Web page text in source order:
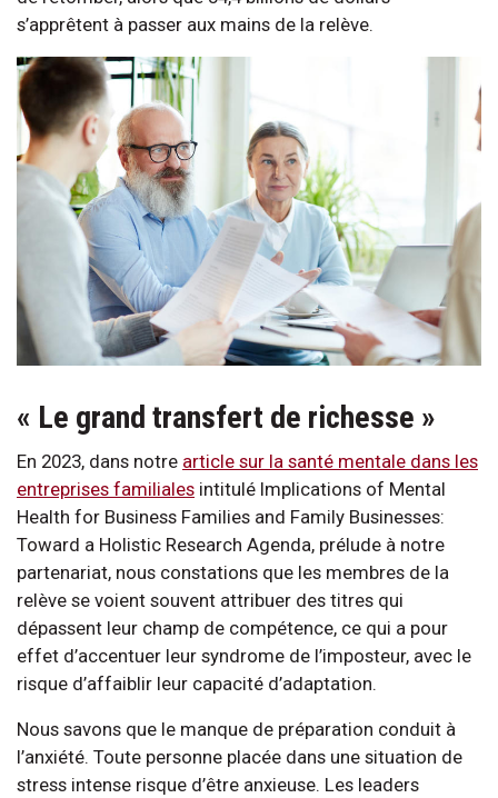
s’apprêtent à passer aux mains de la relève.
« Le grand transfert de richesse »
En 2023, dans notre article sur la santé mentale dans les
entreprises familiales intitulé Implications of Mental
Health for Business Families and Family Businesses:
Toward a Holistic Research Agenda, prélude à notre
partenariat, nous constations que les membres de la
relève se voient souvent attribuer des titres qui
dépassent leur champ de compétence, ce qui a pour
effet d’accentuer leur syndrome de l’imposteur, avec le
risque d’affaiblir leur capacité d’adaptation.
Nous savons que le manque de préparation conduit à
l’anxiété. Toute personne placée dans une situation de
stress intense risque d’être anxieuse. Les leaders